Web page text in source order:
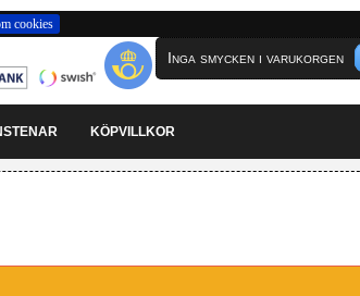
cookies
Inga smycken i varukorgen
KÖPVILLKOR